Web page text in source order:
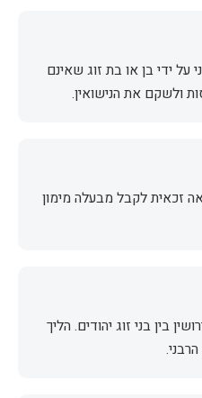
ידי בן או בת זוג שאינם
ולשקם את הנישואין.
זכאית לקבל מבעלה מימון
בין בני זוג יהודים. הליך